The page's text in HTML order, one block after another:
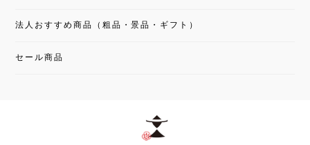
法人おすすめ商品（粗品・景品・ギフト）
セール商品